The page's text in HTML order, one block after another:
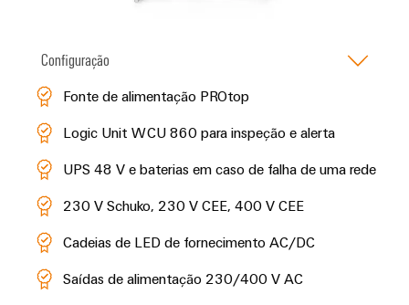
Configuração
Fonte de alimentação PROtop
Logic Unit WCU 860 para inspeção e alerta
UPS 48 V e baterias em caso de falha de uma rede
230 V Schuko, 230 V CEE, 400 V CEE
Cadeias de LED de fornecimento AC/DC
Saídas de alimentação 230/400 V AC